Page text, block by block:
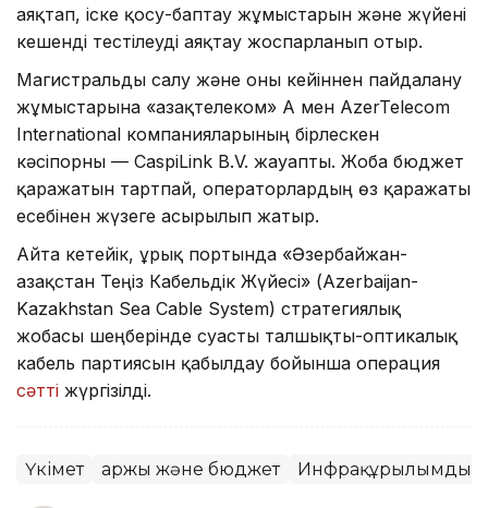
аяқтап, іске қосу-баптау жұмыстарын және жүйені
кешенді тестілеуді аяқтау жоспарланып отыр.
Магистральды салу және оны кейіннен пайдалану
жұмыстарына «Қазақтелеком» АҚ мен AzerTelecom
International компанияларының бірлескен
кәсіпорны — CaspiLink B.V. жауапты. Жоба бюджет
қаражатын тартпай, операторлардың өз қаражаты
есебінен жүзеге асырылып жатыр.
Айта кетейік, Құрық портында «Әзербайжан-
Қазақстан Теңіз Кабельдік Жүйесі» (Azerbaijan-
Kazakhstan Sea Cable System) стратегиялық
жобасы шеңберінде суасты талшықты-оптикалық
кабель партиясын қабылдау бойынша операция
сәтті жүргізілді.
Үкімет Қаржы және бюджет Инфрақұрылымдық